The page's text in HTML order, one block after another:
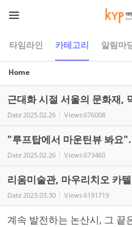
타임라인 카테고리 알림마
Home
근대화 시절 서울의 문화재,
Date2025.02.26 Views676008
"루프탑에서 마운틴뷰 봐요
Date2025.02.26 Views673460
리움미술관, 마우리치오 카
Date2023.03.30 Views6191719
계속 발전하는 논산시, 그 끝
Sketchbook5, 스